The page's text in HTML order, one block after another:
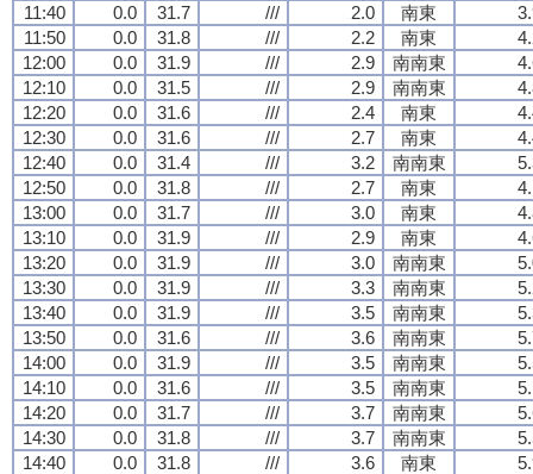
11:40
0.0 31.7 /// 2.0 南東
11:50
0.0 31.8 /// 2.2 南東
12:00
0.0 31.9 /// 2.9 南南東
12:10
0.0 31.5 /// 2.9 南南東
12:20
0.0 31.6 /// 2.4 南東
12:30
0.0 31.6 /// 2.7 南東
12:40
0.0 31.4 /// 3.2 南南東
12:50
0.0 31.8 /// 2.7 南東
13:00
0.0 31.7 /// 3.0 南東
13:10
0.0 31.9 /// 2.9 南東
13:20
0.0 31.9 /// 3.0 南南東
13:30
0.0 31.9 /// 3.3 南南東
13:40
0.0 31.9 /// 3.5 南南東
13:50
0.0 31.6 /// 3.6 南南東
14:00
0.0 31.9 /// 3.5 南南東
14:10
0.0 31.6 /// 3.5 南南東
14:20
0.0 31.7 /// 3.7 南南東
14:30
0.0 31.8 /// 3.7 南南東
14:40
0.0 31.8 /// 3.6 南東